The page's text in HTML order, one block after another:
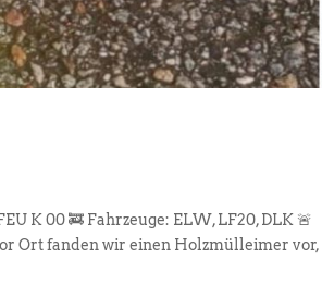
K 00 🚒 Fahrzeuge: ELW, LF20, DLK 🚨
Ort fanden wir einen Holzmülleimer vor,